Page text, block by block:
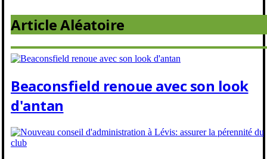
Article Aléatoire
Beaconsfield renoue avec son look
d'antan